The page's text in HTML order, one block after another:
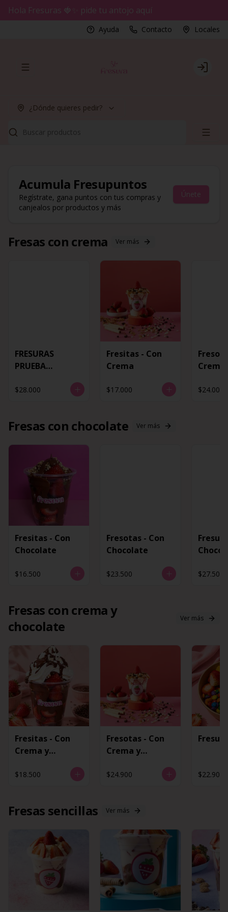
Hola Fresuras 🍓✨ pide tu antojo aquí
Ayuda Contacto Locales
Abrir menu de navegación Login
¿Dónde quieres pedir?
Buscar productos
Acumula Fresupuntos
Regístrate, gana puntos con tus compras y
canjealos por productos y más
Únete
Fresas con crema Ver más
FRESURAS
PRUEBA
$28.000
Fresitas - Con
Crema
$17.000
Crema
$24.000
Fresas con chocolate Ver más
Fresitas - Con
Chocolate
$16.500
Fresotas - Con
Chocolate
$23.500 $27.500
Fresas con crema y
chocolate
Ver más
Fresitas - Con
Crema y
$18.500
Fresotas - Con
Crema y
$24.900 $22.900
Fresas sencillas Ver más